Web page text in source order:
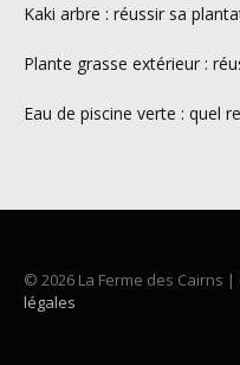
Kaki arbre : réussir sa
Plante grasse extérieur :
Eau de piscine verte : quel
© 2026 La Ferme des Cairns |
légales